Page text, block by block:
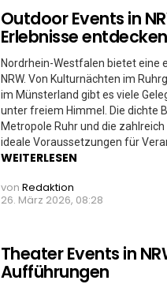
Outdoor Events in
Erlebnisse entdecken
Nordrhein-Westfalen bietet eine
NRW. Von Kulturnächten im
im Münsterland gibt es viele
unter freiem Himmel. Die dichte
Metropole Ruhr und die
ideale Voraussetzungen für
WEITERLESEN
von Redaktion
26. März 2026, 08:28
Theater Events in
Aufführungen